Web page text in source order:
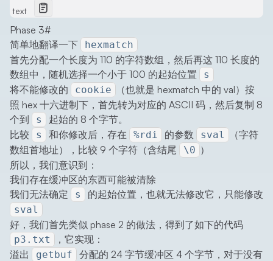
text
Phase 3#
简单地翻译一下
hexmatch
首先分配一个长度为 110 的字符数组，然后再这 110 长度的
数组中，随机选择一个小于 100 的起始位置
s
将不能修改的 cookie
（也就是 hexmatch 中的 val）按
照 hex 十六进制下，首先转为对应的 ASCII 码，然后复制 8
个到
s
起始的 8 个字节。
比较
s 和你修改后，存在 %rdi 的参数 sval
（字符
数组首地址），比较 9 个字符（含结尾
\0 ）
所以，我们意识到：
我们存在缓冲区的东西可能被清除
我们无法确定
s 的起始位置，也就无法修改它，只能修改
sval
好，我们首先类似 phase 2 的做法，得到了如下的代码
p3.txt
，它实现：
溢出
getbuf
分配的 24 字节缓冲区 4 个字节，对于没有